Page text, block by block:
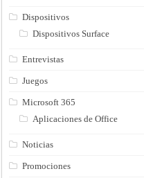
Dispositivos
Dispositivos Surface
Entrevistas
Juegos
Microsoft 365
Aplicaciones de Office
Noticias
Promociones